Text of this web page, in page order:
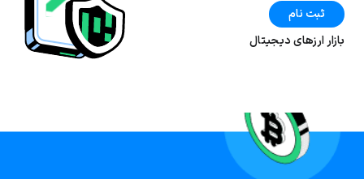
ثبت نام
بازار ارز‌های دیجیتال